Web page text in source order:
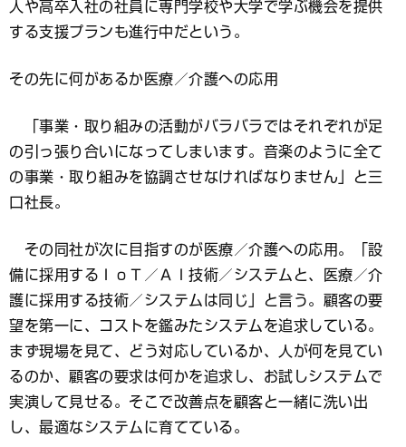
人や高卒入社の社員に専門学校や大学で学ぶ機会を提供
する支援プランも進行中だという。
その先に何があるか医療／介護への応用
「事業・取り組みの活動がバラバラではそれぞれが足
の引っ張り合いになってしまいます。音楽のように全て
の事業・取り組みを協調させなければなりません」と三
口社長。
その同社が次に目指すのが医療／介護への応用。「設
備に採用するＩｏＴ／ＡＩ技術／システムと、医療／介
護に採用する技術／システムは同じ」と言う。顧客の要
望を第一に、コストを鑑みたシステムを追求している。
まず現場を見て、どう対応しているか、人が何を見てい
るのか、顧客の要求は何かを追求し、お試しシステムで
実演して見せる。そこで改善点を顧客と一緒に洗い出
し、最適なシステムに育てている。